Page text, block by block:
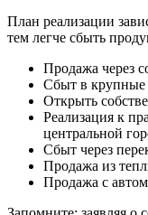
План реализации
тем легче сбыть
Продажа через
Сбыт в крупные
Открыть
Реализация к
центральной
Сбыт через
Продажа из
Продажа с